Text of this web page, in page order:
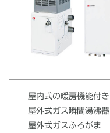
屋内式の暖房機能付
屋外式ガス瞬間湯沸
屋外式ガスふろがま